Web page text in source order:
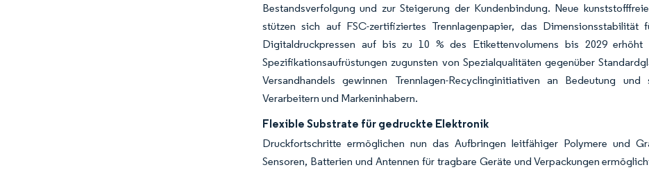
Bestandsverfolgung und zur Steigerung der Kundenbindung. Neue
stützen sich auf FSC-zertifiziertes Trennlagenpapier, das
Digitaldruckpressen auf bis zu 10 % des Etikettenvolumens bis 2029 erhöht
Spezifikationsaufrüstungen zugunsten von Spezialqualitäten gegenüber
Versandhandels gewinnen Trennlagen-Recyclinginitiativen an Bedeutung
Verarbeitern und Markeninhabern.
Flexible Substrate für gedruckte Elektronik
Druckfortschritte ermöglichen nun das Aufbringen leitfähiger Polymere und
Sensoren, Batterien und Antennen für tragbare Geräte und Verpackungen